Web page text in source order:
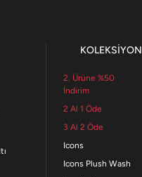
KOLEKSİYON
2. Ürüne %50
İndirim
2 Al 1 Öde
3 Al 2 Öde
Icons
Icons Plush Wash